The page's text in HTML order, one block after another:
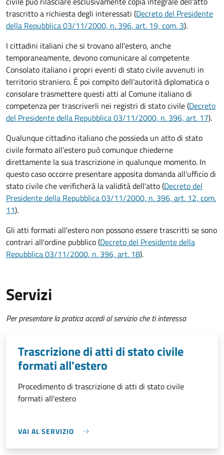
trascritto a richiesta degli interessati (Decreto del Presidente
della Repubblica 03/11/2000, n. 396, art. 19, com. 3).
I cittadini italiani che si trovano all'estero, anche
temporaneamente, devono comunicare al competente
Consolato italiano i propri eventi di stato civile avvenuti in
territorio straniero. È poi compito dell'autorità diplomatica o
consolare trasmettere questi atti al Comune italiano di
competenza per trascriverli nei registri di stato civile (Decreto
del Presidente della Repubblica 03/11/2000, n. 396, art. 17).
Qualunque cittadino italiano che possieda un atto di stato
civile formato all'estero può comunque chiederne
direttamente la sua trascrizione in qualunque momento. In
questo caso occorre presentare apposita domanda all'ufficio di
stato civile che verificherà la validità dell'atto (Decreto del
Presidente della Repubblica 03/11/2000, n. 396, art. 12, com.
11).
Gli atti formati all'estero non possono essere trascritti se sono
contrari all'ordine pubblico (Decreto del Presidente della
Repubblica 03/11/2000, n. 396, art. 18).
Servizi
Per presentare la pratica accedi al servizio che ti interessa
Trascrizione di atti di stato civile
formati all'estero
Procedimento di trascrizione di atti di stato civile
formati all'estero
VAI AL SERVIZIO